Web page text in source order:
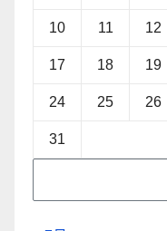
10 11 12
17 18 19
24 25 26
31